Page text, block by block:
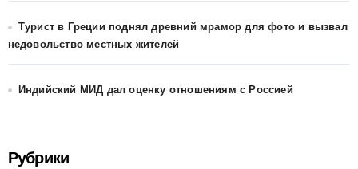
Турист в Греции поднял древний мрамор для фото и вызвал
недовольство местных жителей
Индийский МИД дал оценку отношениям с Россией
Рубрики